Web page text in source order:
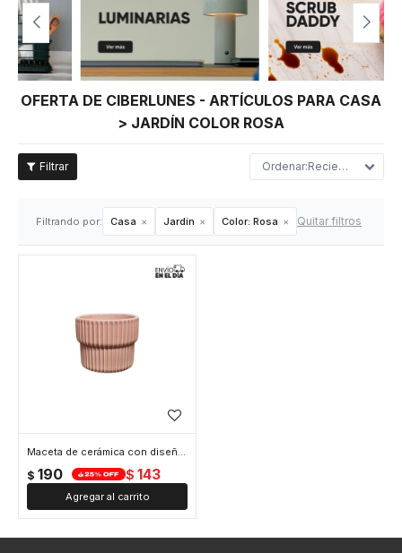
OFERTA DE CIBERLUNES - ARTÍCULOS PARA CASA
> JARDÍN COLOR ROSA
Recientes
Filtrando por: Casa Jardín Color: Rosa Quitar filtros
Maceta de cerámica con diseño acanalado – Colores pastel – Decoración para interiores y jardín - Rosa
$ 190 $ 143